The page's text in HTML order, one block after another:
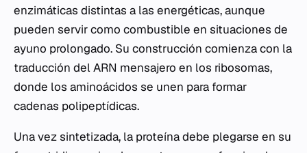
enzimáticas distintas a las energéticas, aunque
pueden servir como combustible en situaciones de
ayuno prolongado. Su construcción comienza con la
traducción del ARN mensajero en los ribosomas,
donde los aminoácidos se unen para formar
cadenas polipeptídicas.
Una vez sintetizada, la proteína debe plegarse en su